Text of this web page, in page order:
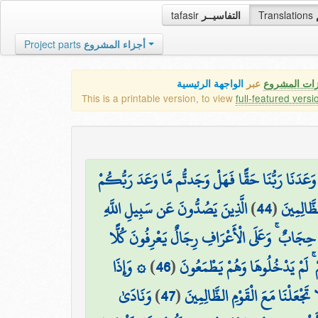
tafasir التفاسيــر Translations
Project parts أجزاء المشروع
المشروع عبر الواجهة الرئيسية
This is a printable version, to view full-featured
رَبُّنَا حَقًّا فَهَلْ وَجَدتُّم مَّا وَعَدَ رَبُّكُمْ
(
44
)الَّذِينَ يَصُدُّونَ عَن سَبِيلِ اللَّهِ
حِجَابٌ ۚ وَعَلَى الْأَعْرَافِ رِجَالٌ يَعْرِفُونَ كُلًّا
يَدْخُلُوهَا وَهُمْ يَطْمَعُونَ(
46
)۞ وَإِذَا
مَعَ الْقَوْمِ الظَّالِمِينَ(
47
)وَنَادَىٰ